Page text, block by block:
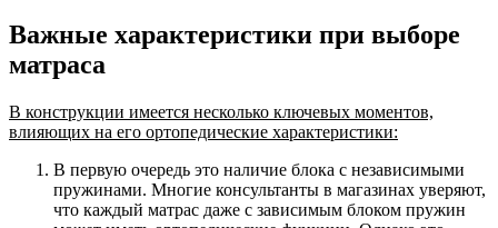
Важные характеристики при выборе
матраса
В конструкции имеется несколько ключевых моментов,
влияющих на его ортопедические характеристики:
В первую очередь это наличие блока с независимыми
пружинами. Многие консультанты в магазинах уверяют,
что каждый матрас даже с зависимым блоком пружин